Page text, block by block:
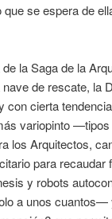
se espera de
la Saga de la
de rescate, la
con cierta
variopinto
los Arquitectos,
para
y robots
a unos